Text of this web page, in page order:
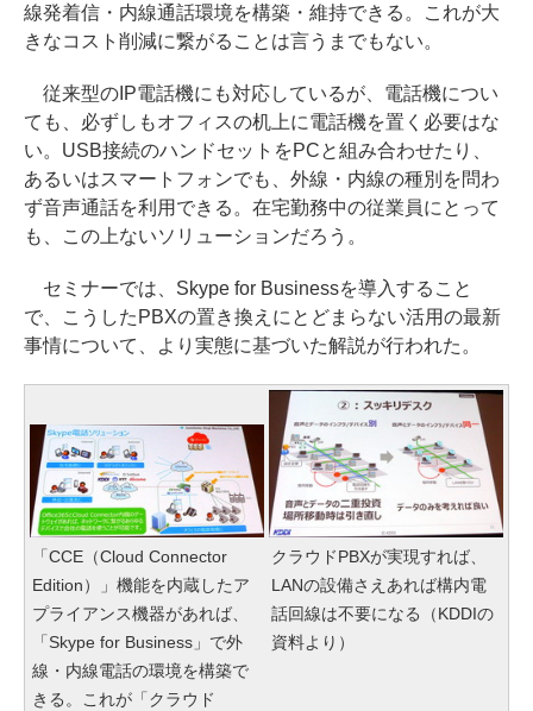
線発着信・内線通話環境を構築・維持できる。これが大
きなコスト削減に繋がることは言うまでもない。
従来型のIP電話機にも対応しているが、電話機につい
ても、必ずしもオフィスの机上に電話機を置く必要はな
い。USB接続のハンドセットをPCと組み合わせたり、
あるいはスマートフォンでも、外線・内線の種別を問わ
ず音声通話を利用できる。在宅勤務中の従業員にとって
も、この上ないソリューションだろう。
セミナーでは、Skype for Businessを導入すること
で、こうしたPBXの置き換えにとどまらない活用の最新
事情について、より実態に基づいた解説が行われた。
「CCE（Cloud Connector
Edition）」機能を内蔵したア
プライアンス機器があれば、
「Skype for Business」で外
線・内線電話の環境を構築で
きる。これが「クラウド
クラウドPBXが実現すれば、
LANの設備さえあれば構内電
話回線は不要になる（KDDIの
資料より）